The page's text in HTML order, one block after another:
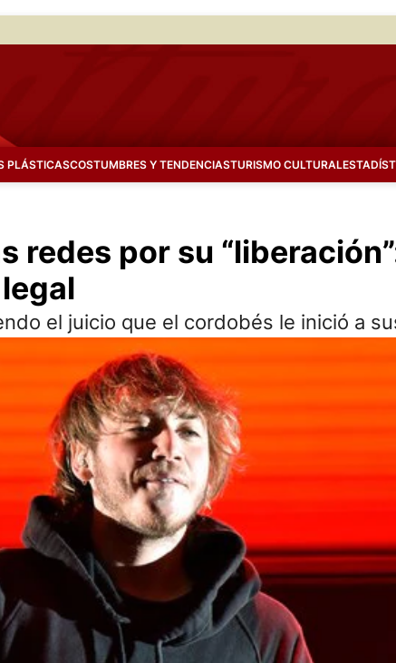
PLÁSTICASCOSTUMBRES Y TENDENCIASTURISMO CULTURAL
redes por su
el juicio que el cordobés le inició a